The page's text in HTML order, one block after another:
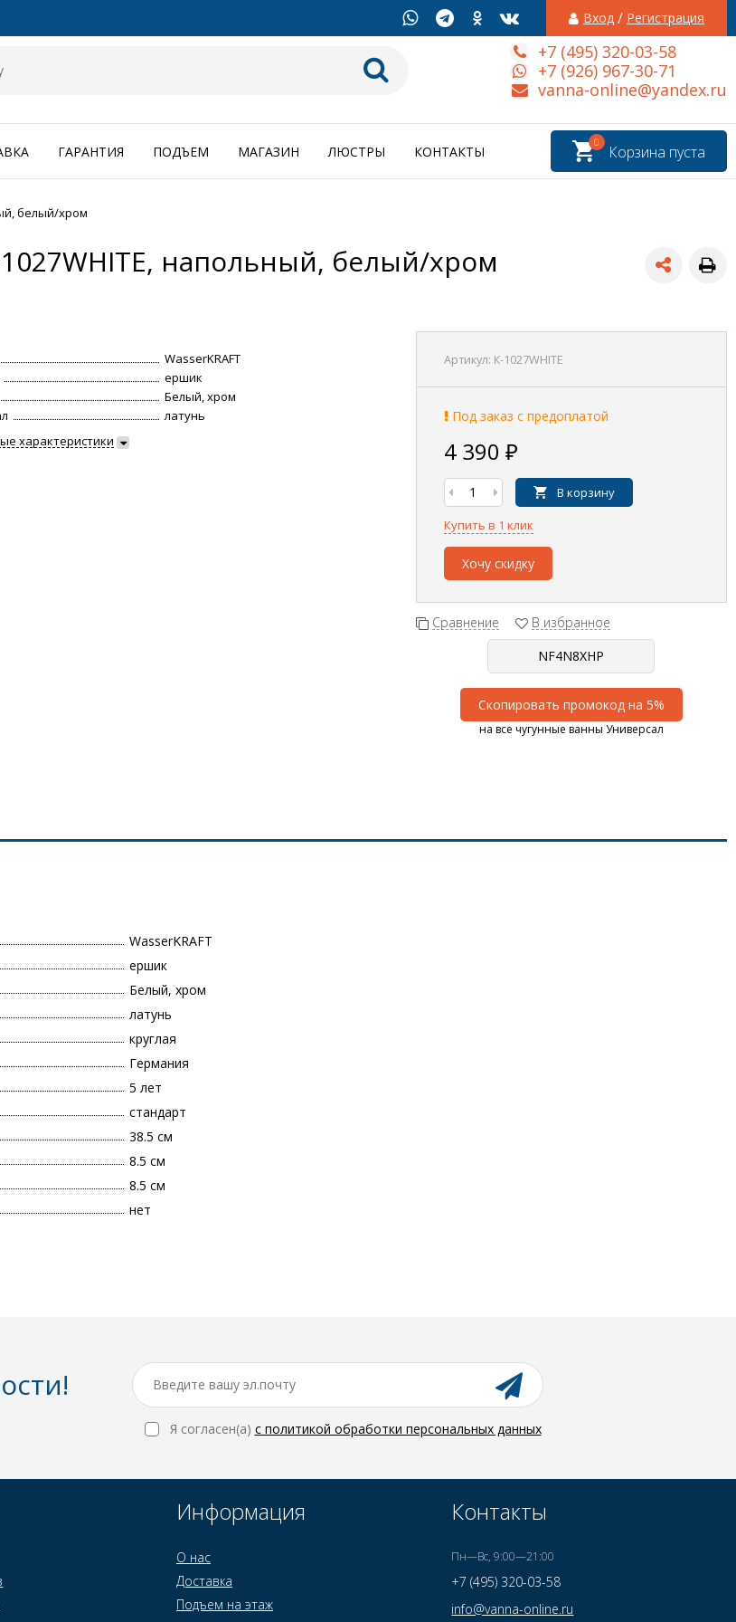
Вход / Регистрация
+7 (495) 320-03-58
+7 (926) 967-30-71
vanna-online@yandex.ru
Корзина пуста
0
ГАРАНТИЯ ПОДЪЕМ МАГАЗИН ЛЮСТРЫ КОНТАКТЫ
белый/хром
напольный, белый/хром
Артикул: К-1027WHITE
Под заказ с предоплатой
4 390 ₽
В корзину
Купить в 1 клик
Хочу скидку
Сравнение В избранное
Скопировать промокод на 5%
на все чугунные ванны Универсал
WasserKRAFT
ершик
Белый, хром
латунь
характеристики
WasserKRAFT
ершик
Белый, хром
латунь
круглая
Германия
5 лет
стандарт
38.5 см
8.5 см
8.5 см
нет
Я согласен(a) с политикой обработки персональных данных
Информация
О нас
Доставка
Подъем на этаж
Контакты
Пн—Вс, 9:00—21:00
+7 (495) 320-03-58
info@vanna-online.ru